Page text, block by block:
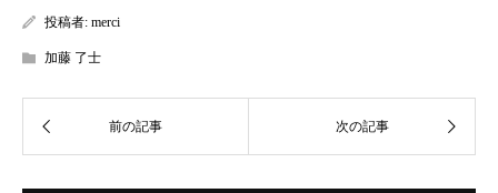
投稿者: merci
加藤 了士